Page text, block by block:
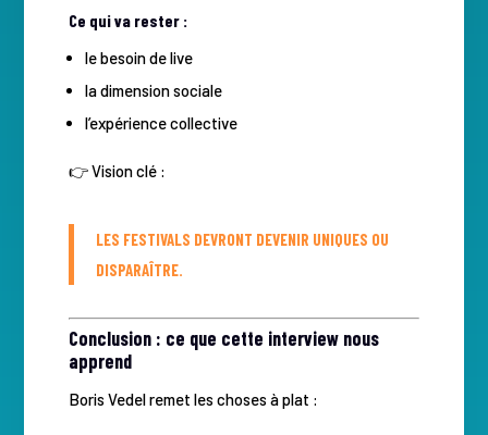
Ce qui va rester :
le besoin de live
la dimension sociale
l’expérience collective
👉 Vision clé :
LES FESTIVALS DEVRONT DEVENIR UNIQUES OU
DISPARAÎTRE.
Conclusion : ce que cette interview nous
apprend
Boris Vedel remet les choses à plat :